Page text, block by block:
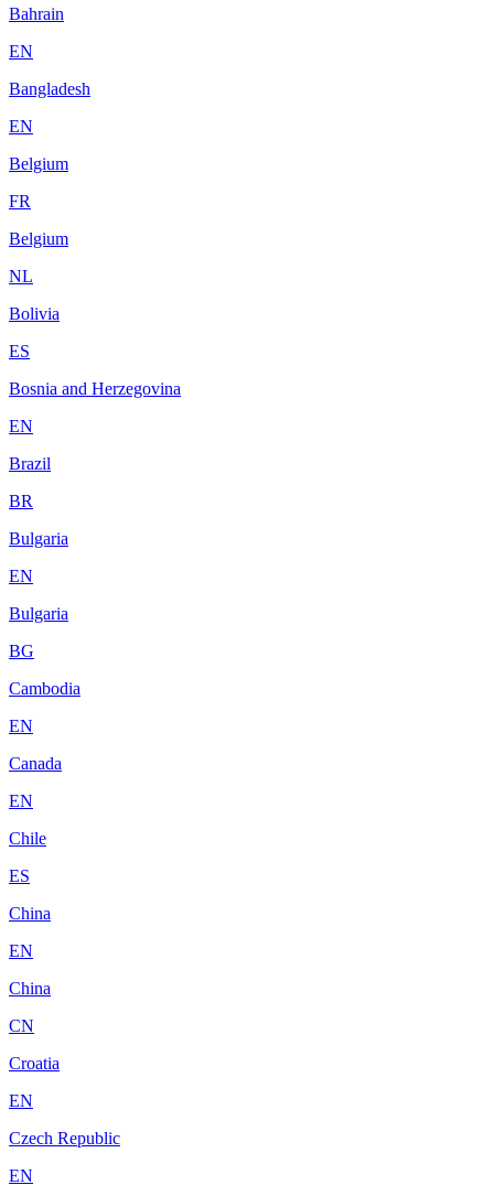
Bahrain
EN
Bangladesh
EN
Belgium
FR
Belgium
NL
Bolivia
ES
Bosnia and Herzegovina
EN
Brazil
BR
Bulgaria
EN
Bulgaria
BG
Cambodia
EN
Canada
EN
Chile
ES
China
EN
China
CN
Croatia
EN
Czech Republic
EN